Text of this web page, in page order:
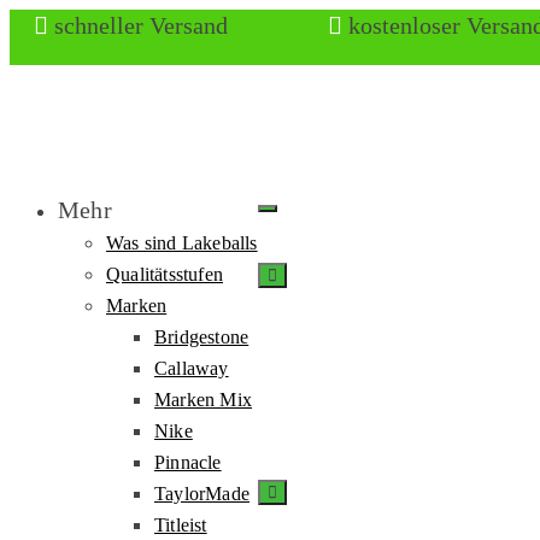
schneller Versand kostenloser
Mehr
Was sind Lakeballs
Qualitätsstufen
Marken
Bridgestone
Callaway
Marken Mix
Nike
Pinnacle
TaylorMade
Titleist